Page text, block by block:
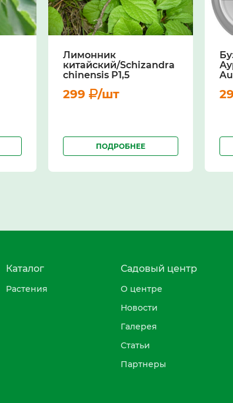
Лимонник
китайский/Schizandra
chinensis Р1,5
299 /шт
ПОДРОБНЕЕ
Каталог
Растения
Садовый центр
О центре
Новости
Галерея
Статьи
Партнеры